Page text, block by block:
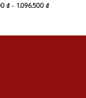
₫– 1.096.500 ₫